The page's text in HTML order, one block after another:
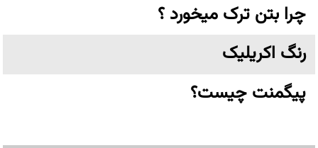
چرا بتن ترک میخورد ؟
رنگ اکریلیک
پیگمنت چیست؟